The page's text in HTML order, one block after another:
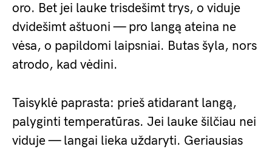
oro. Bet jei lauke trisdešimt trys, o viduje
dvidešimt aštuoni — pro langą ateina ne
vėsa, o papildomi laipsniai. Butas šyla, nors
atrodo, kad vėdini.
Taisyklė paprasta: prieš atidarant langą,
palyginti temperatūras. Jei lauke šilčiau nei
viduje — langai lieka uždaryti. Geriausias